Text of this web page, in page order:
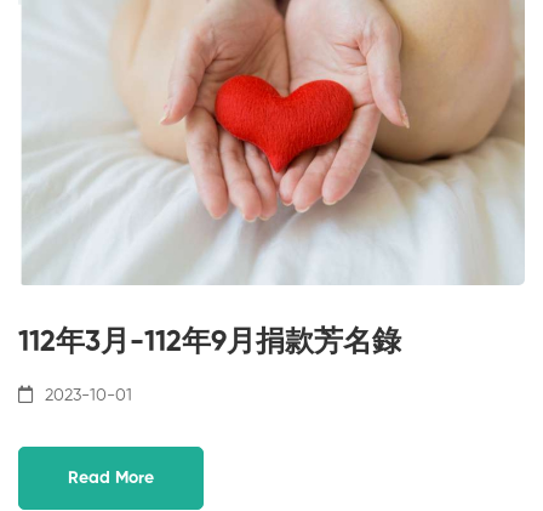
112年3月-112年9月捐款芳名錄
2023-10-01
Read More